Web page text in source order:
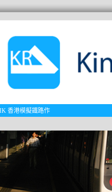
香港模擬鐵路作